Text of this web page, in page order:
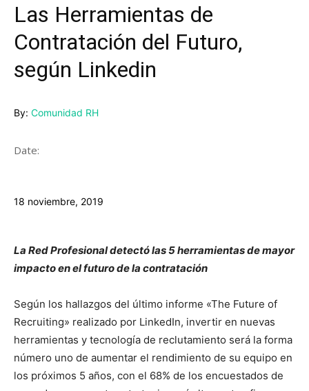
Las Herramientas de
Contratación del Futuro,
según Linkedin
By: Comunidad RH
Date:
18 noviembre, 2019
La Red Profesional detectó las 5 herramientas de mayor
impacto en el futuro de la contratación
Según los hallazgos del último informe «The Future of
Recruiting» realizado por LinkedIn, invertir en nuevas
herramientas y tecnología de reclutamiento será la forma
número uno de aumentar el rendimiento de su equipo en
los próximos 5 años, con el 68% de los encuestados de